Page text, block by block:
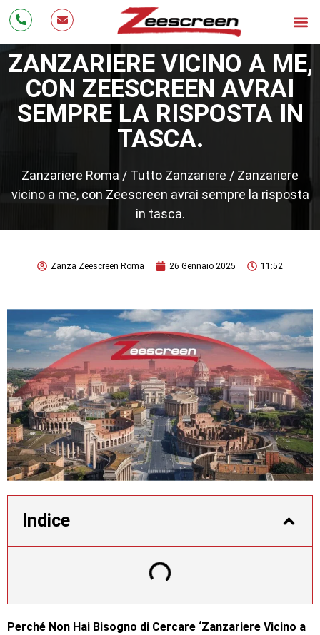
ZANZARIERE VICINO A ME,
CON ZEESCREEN AVRAI
SEMPRE LA RISPOSTA IN
TASCA.
Zanzariere Roma / Tutto Zanzariere / Zanzariere
vicino a me, con Zeescreen avrai sempre la risposta
in tasca.
Zanza Zeescreen Roma 26 Gennaio 2025 11:52
Indice
Perché Non Hai Bisogno di Cercare ‘Zanzariere Vicino a